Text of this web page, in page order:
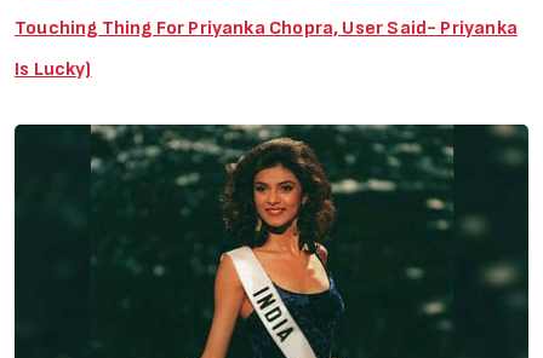
Touching Thing For Priyanka Chopra, User Said- Priyanka
Is Lucky)